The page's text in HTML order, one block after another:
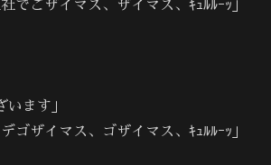
でごザイマス、ザイマス、ｷｭﾙﾙｰｯ」
います」
ゴザイマス、ゴザイマス、ｷｭﾙﾙｰｯ」